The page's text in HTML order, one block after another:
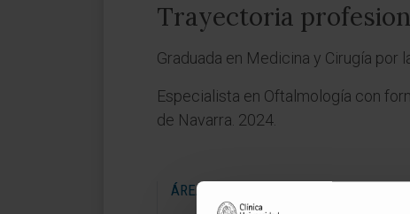
Trayectoria
Graduada en Medicina y Cirugía por
Especialista en Oftalmología con
de Navarra. 2024.
ÁREAS DE INTERÉS